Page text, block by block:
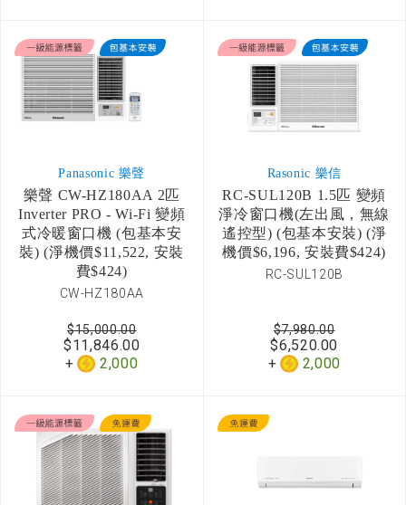
Panasonic 樂聲
樂聲 CW-HZ180AA 2匹
Inverter PRO - Wi-Fi 變頻
式冷暖窗口機 (包基本安
裝) (淨機價$11,522, 安裝
費$424)
CW-HZ180AA
$11,846.00
2,000
$15,000.00
Rasonic 樂信
RC-SUL120B 1.5匹 變頻
淨冷窗口機(左出風，無線
遙控型) (包基本安裝) (淨
機價$6,196, 安裝費$424)
RC-SUL120B
$6,520.00
2,000
$7,980.00